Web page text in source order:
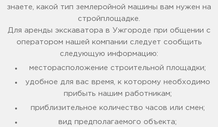
знаете, какой тип землеройной машины вам нужен на
стройплощадке.
Для аренды экскаватора в Ужгороде при общении с
оператором нашей компании следует сообщить
следующую информацию:
месторасположение строительной площадки;
удобное для вас время, к которому необходимо
прибыть нашим работникам;
приблизительное количество часов или смен;
вид предполагаемого объекта;